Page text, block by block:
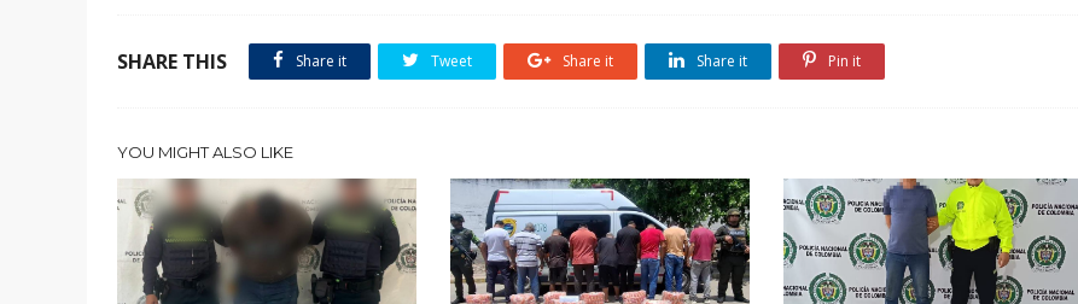
SHARE THIS Share it Tweet Share it Share it Pin it
YOU MIGHT ALSO LIKE